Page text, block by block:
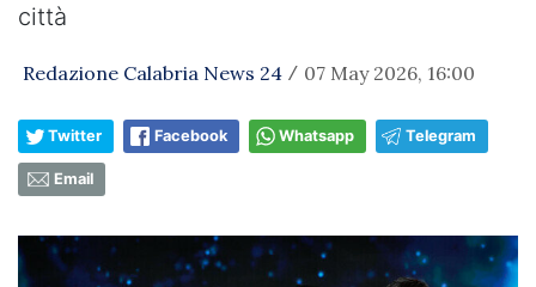
città
Redazione Calabria News 24 / 07 May 2026, 16:00
Twitter Facebook Whatsapp Telegram
Email